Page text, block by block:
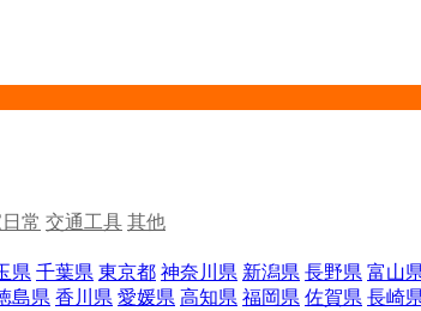
常 交通工具 其他
県 千葉県 東京都 神奈川県 新潟県 長野県 富山
島県 香川県 愛媛県 高知県 福岡県 佐賀県 長崎